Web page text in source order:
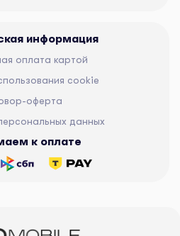
информация
оплата картой
cookie
оферта
данных
к оплате